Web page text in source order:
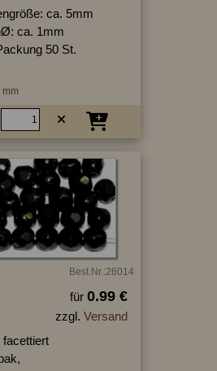
ca. 5mm
ca. 1mm
50 St.
mm
Best.Nr.:26014
für 0.99 €
zzgl. Versand
facettiert